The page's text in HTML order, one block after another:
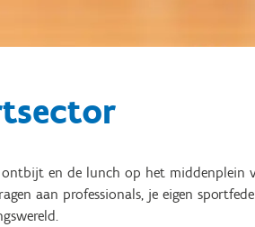
ontbijt en de lunch op het middenplein
aan professionals, je eigen